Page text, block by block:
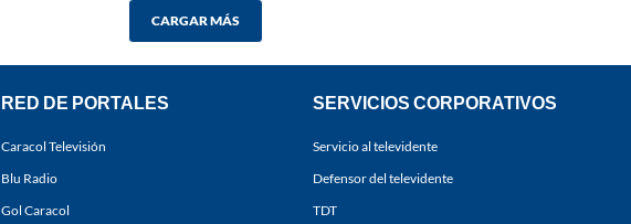
CARGAR MÁS
RED DE PORTALES
Caracol Televisión
Blu Radio
Gol Caracol
SERVICIOS CORPORATIVOS
Servicio al televidente
Defensor del televidente
TDT